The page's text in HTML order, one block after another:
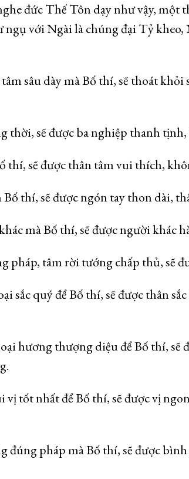
đức Thế Tôn dạy như vậy,
ngụ với Ngài là chúng đại Tỷ
sâu dày mà Bố thí, sẽ thoát
thời, sẽ được ba nghiệp thanh tịnh,
thí, sẽ được thân tâm vui thích,
thí, sẽ được ngón tay thon dài,
mà Bố thí, sẽ được người khác
pháp, tâm rời tướng chấp thủ, sẽ
sắc quý để Bố thí, sẽ được thân
hương thượng diệu để Bố thí, sẽ
tốt nhất để Bố thí, sẽ được vị
pháp mà Bố thí, sẽ được